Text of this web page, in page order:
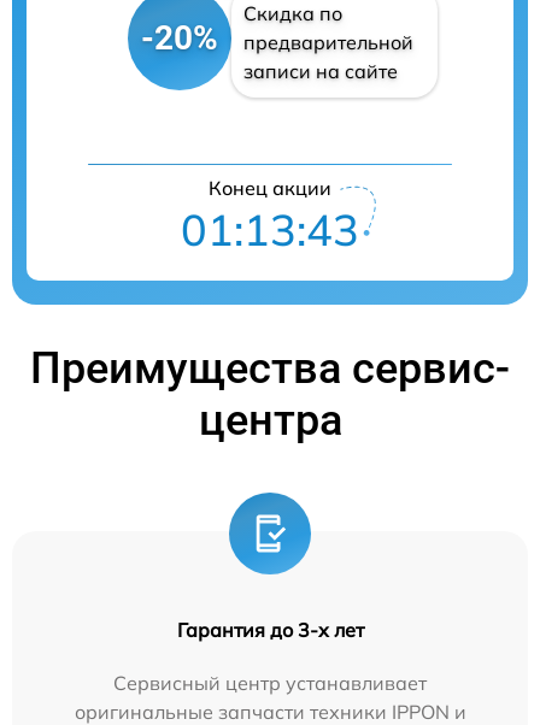
-20%
Скидка по
предварительной
записи на сайте
Конец акции
01:13:42
Преимущества сервис-
центра
Гарантия до 3-х лет
Сервисный центр устанавливает
оригинальные запчасти техники IPPON и